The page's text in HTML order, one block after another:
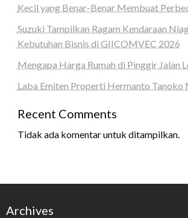
Kecil yang Benar-Benar Membuat
Suzuki Tampilkan Ragam Kendaraan
Kebutuhan Bisnis di GIICOMVEC 2026
Mengapa Harga Rumah di Pinggir Jalan
Laba Emiten Properti Hermanto Tanoko
Recent Comments
Tidak ada komentar untuk ditampilkan.
Archives